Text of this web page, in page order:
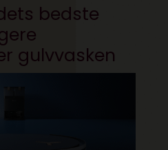
bedste
gulvvasken